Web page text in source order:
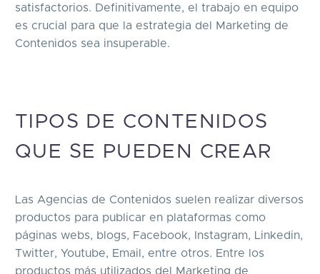
satisfactorios. Definitivamente, el trabajo en equipo
es crucial para que la estrategia del Marketing de
Contenidos sea insuperable.
TIPOS DE CONTENIDOS
QUE SE PUEDEN CREAR
Las Agencias de Contenidos suelen realizar diversos
productos para publicar en plataformas como
páginas webs, blogs, Facebook, Instagram, Linkedin,
Twitter, Youtube, Email, entre otros. Entre los
productos más utilizados del Marketing de